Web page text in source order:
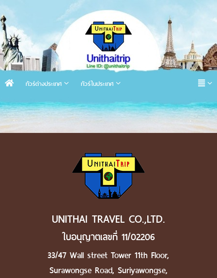
ทัวร์ต่างประเทศ ทัวร์ในประเทศ
UNITHAI TRAVEL CO.,LTD.
ใบอนุญาตเลขที่ 11/02206
33/47 Wall street Tower 11th Floor,
Surawongse Road, Suriyawongse,